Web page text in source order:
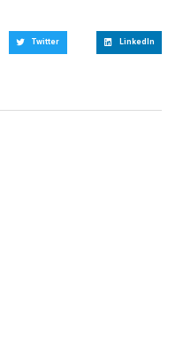
Twitter LinkedIn